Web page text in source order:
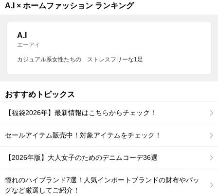
A.I × ホームファッション ランキング
A.I
エーアイ
カジュアル系女性たちの ストレスフリーな1足
おすすめトピックス
【福袋2026年】最新情報はこちらからチェック！
セールアイテム販売中！対象アイテムをチェック！
【2026年版】大人女子のためのデニムコーデ36選
憧れのハイブランド7選！人気インポートブランドの財布やバッ
グなど厳選してご紹介！